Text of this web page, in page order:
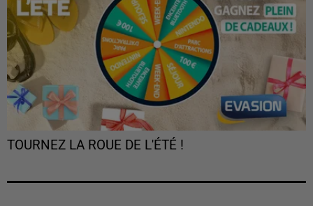
TOURNEZ LA ROUE DE L'ÉTÉ !